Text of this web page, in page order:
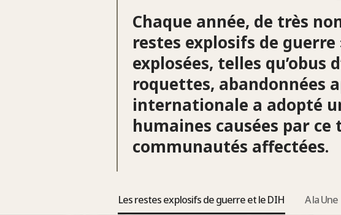
Chaque année, de très
restes explosifs de
explosées, telles
roquettes, abandonnées
internationale a adopté
humaines causées par ce
communautés affectées.
Les restes explosifs de guerre et le DIH A la Une